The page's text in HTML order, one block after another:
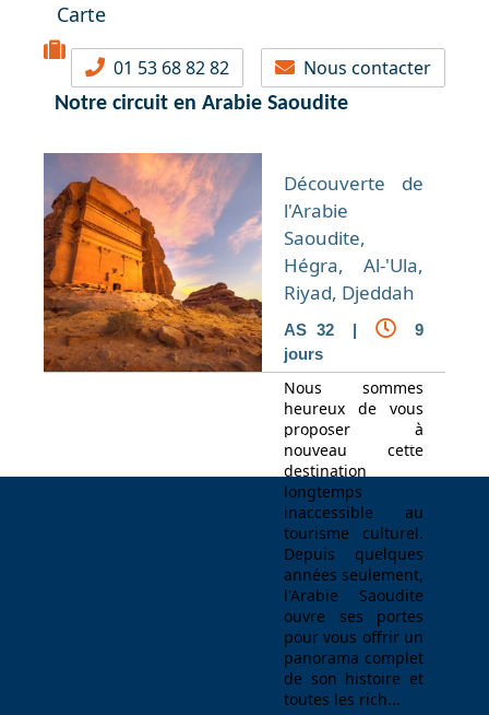
Carte
01 53 68 82 82 Nous contacter
Notre circuit en Arabie Saoudite
Découverte de
l'Arabie
Saoudite,
Hégra, Al-'Ula,
Riyad, Djeddah
AS 32 |
9
jours
Nous sommes
heureux de vous
proposer à
nouveau cette
destination
longtemps
inaccessible au
tourisme culturel.
Depuis quelques
années seulement,
l'Arabie Saoudite
ouvre ses portes
pour vous offrir un
panorama complet
de son histoire et
toutes les rich...
Espace professionnel Contact